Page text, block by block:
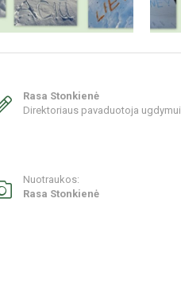
Rasa Stonkienė
Direktoriaus pavaduotoja ugdymui
Nuotraukos:
Rasa Stonkienė